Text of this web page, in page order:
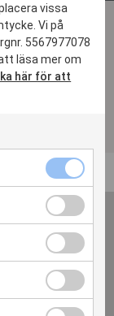
Gotland, Visby
Vårdboende
Bostad
vissa
Vi på
5567977078
läsa mer om
här för att
av Nödvändiga
av Funktionella
av Cookies för
Cookies
av Cookies för
Cookies för